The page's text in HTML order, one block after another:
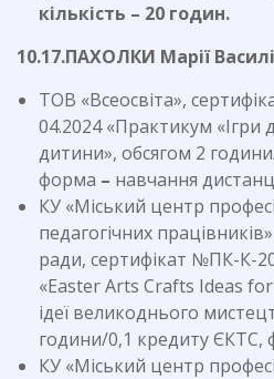
кількість – 20 годин.
10.17.ПАХОЛКИ Марії
ТОВ «Всеосвіта»,
04.2024 «Практикум «Ігри
дитини», обсягом 2
форма – навчання
КУ «Міський центр
педагогічних
ради, сертифікат №ПК-К-
«Easter Arts Crafts Ideas for
ідеї великоднього
години/0,1 кредиту ЄКТС,
КУ «Міський центр